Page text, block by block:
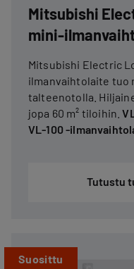
Mitsubishi
mini-
Mitsubishi Electric
ilmanvaihtolaite tuo
talteenotolla.
jopa 60 m² tiloihin.
VL-100 -
Tutustu
Suosittu